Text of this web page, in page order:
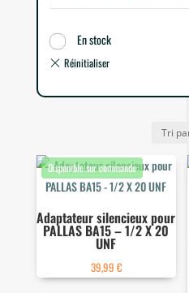
En stock
Adaptateur silencieux pour
PALLAS BA15 – 1/2 X 20
UNF
39,99 €